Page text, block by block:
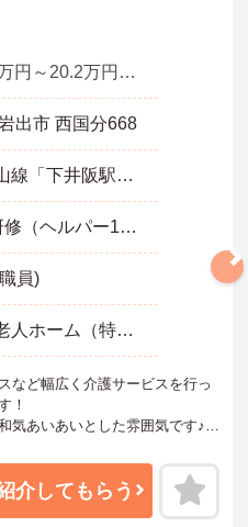
月収 20.2万円～20.2万円程度 諸手当込み
出市 西国分668
ＪＲ和歌山線「下井阪駅」徒歩19分
■実務者研修（ヘルパー1級）以上
員)
特別養護老人ホーム（特養）
など幅広く介護サービスを行っ
！
気あいあいとした雰囲気です♪
トや家庭との両立もしやすい環
介してもらう